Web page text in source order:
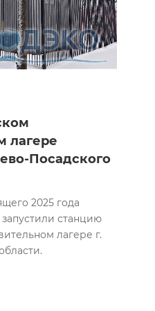
лагере
Посадского
2025 года
станцию
лагере г.